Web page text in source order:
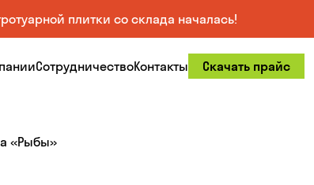
плитки со склада началась!
СотрудничествоКонтакты Скачать прайс
«Рыбы»